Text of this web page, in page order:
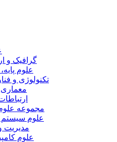
گرافیک و
علوم
تکنولوژی و
مجموعه
علوم سیستم
مدیریت
علوم